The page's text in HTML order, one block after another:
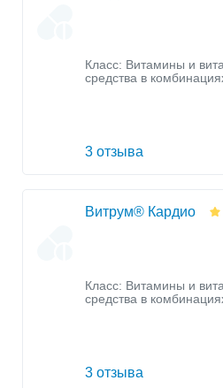
Класс: Витамины и
средства в
3 отзыва
Витрум® Кардио
Класс: Витамины и
средства в
3 отзыва